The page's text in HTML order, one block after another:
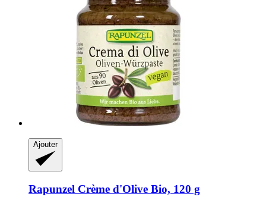
Ajouter
Rapunzel Crème d'Olive Bio, 120 g